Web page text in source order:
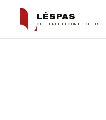
LÉSPAS
CULTUREL LECONTE DE LISLE